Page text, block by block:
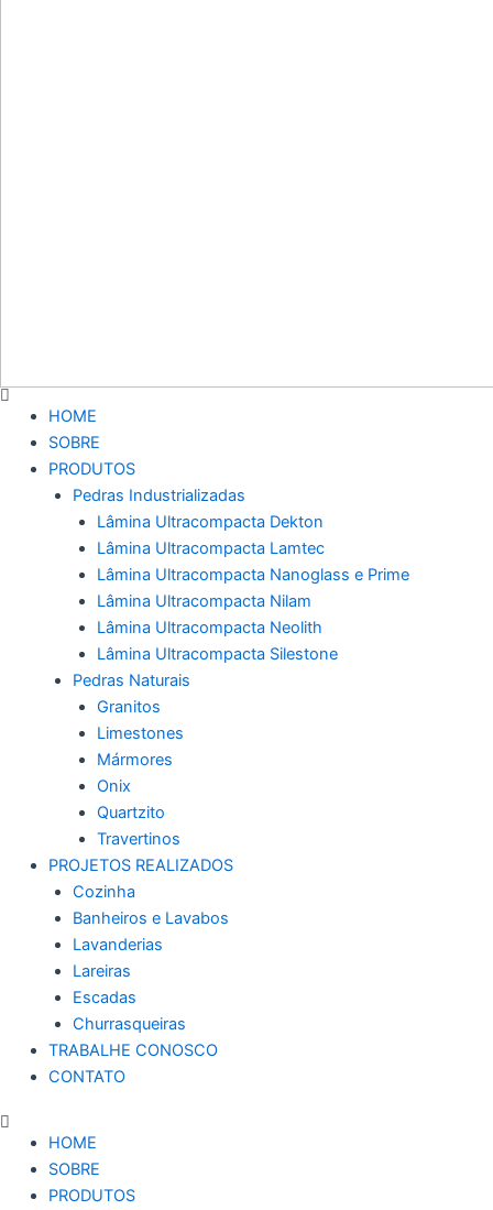
HOME
SOBRE
PRODUTOS
Pedras Industrializadas
Lâmina Ultracompacta Dekton
Lâmina Ultracompacta Lamtec
Lâmina Ultracompacta Nanoglass e Prime
Lâmina Ultracompacta Nilam
Lâmina Ultracompacta Neolith
Lâmina Ultracompacta Silestone
Pedras Naturais
Granitos
Limestones
Mármores
Onix
Quartzito
Travertinos
PROJETOS REALIZADOS
Cozinha
Banheiros e Lavabos
Lavanderias
Lareiras
Escadas
Churrasqueiras
TRABALHE CONOSCO
CONTATO
HOME
SOBRE
PRODUTOS